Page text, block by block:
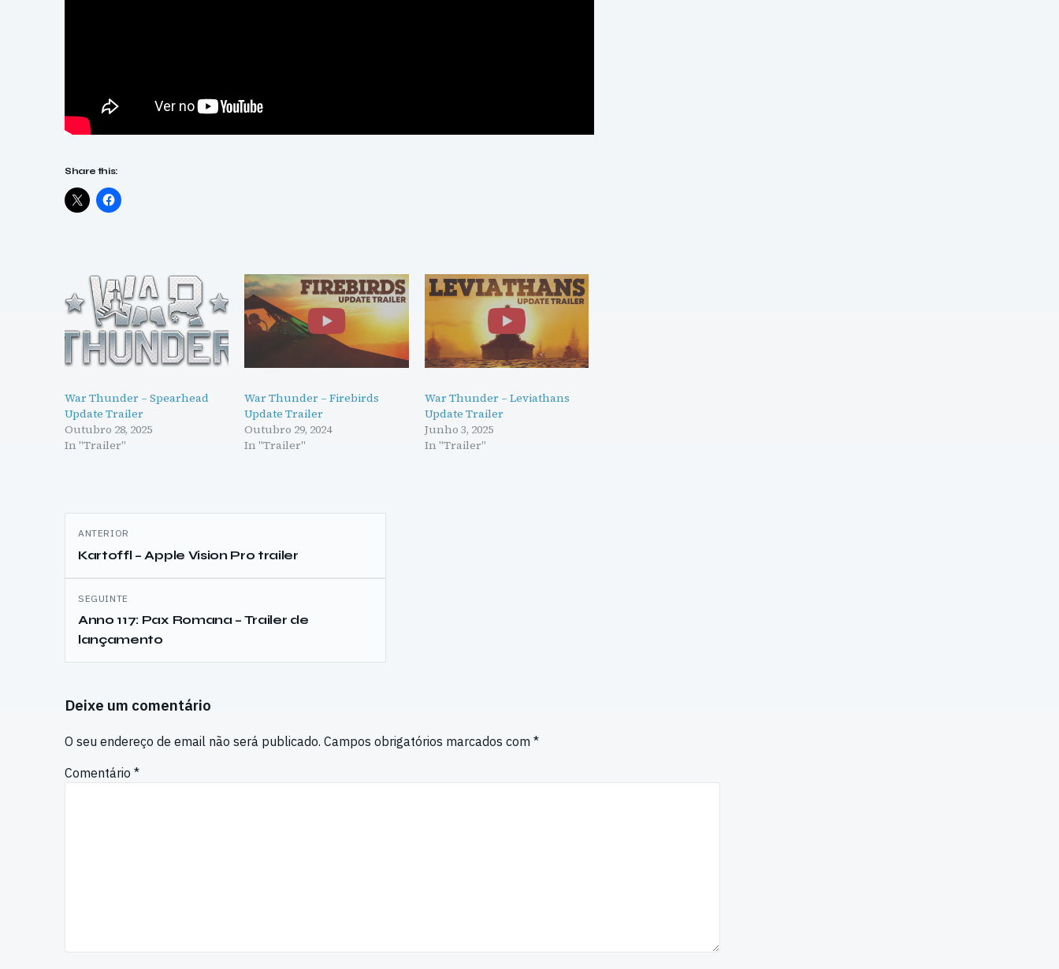
Share this:
War Thunder – Spearhead
Update Trailer
Outubro 28, 2025
In "Trailer"
War Thunder – Firebirds
Update Trailer
Outubro 29, 2024
In "Trailer"
War Thunder – Leviathans
Update Trailer
Junho 3, 2025
In "Trailer"
Navegação
de
artigos
ANTERIOR
Kartoffl – Apple Vision Pro trailer
SEGUINTE
Anno 117: Pax Romana – Trailer de
lançamento
Deixe um comentário
O seu endereço de email não será publicado. Campos obrigatórios marcados com *
Comentário *